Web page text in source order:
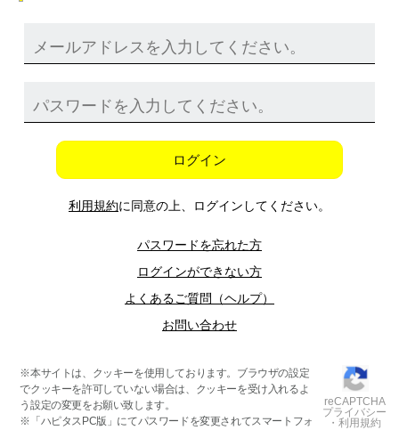
ログイン
利用規約に同意の上、ログインしてください。
パスワードを忘れた方
ログインができない方
よくあるご質問（ヘルプ）
お問い合わせ
※本サイトは、クッキーを使用しております。ブラウザの設定
でクッキーを許可していない場合は、クッキーを受け入れるよ
う設定の変更をお願い致します。
※「ハピタスPC版」にてパスワードを変更されてスマートフォ
reCAPTCHA
プライバシー
・利用規約